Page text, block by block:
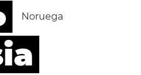
Noruega